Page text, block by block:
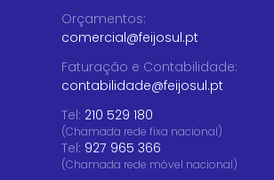
Orçamentos:
comercial@feijosul.pt
Faturação e Contabilidade:
contabilidade@feijosul.pt
Tel: 210 529 180
(Chamada rede fixa nacional)
Tel: 927 965 366
(Chamada rede móvel nacional)